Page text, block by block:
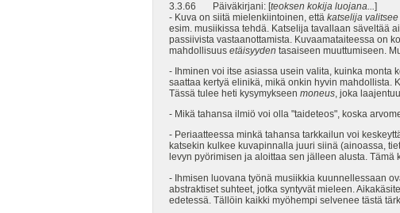
3.3.66 Päiväkirjani: [teoksen kokija luojana...]
- Kuva on siitä mielenkiintoinen, että katselija valitsee
esim. musiikissa tehdä. Katselija tavallaan säveltää
passiivista vastaanottamista. Kuvaamataiteessa on
mahdollisuus etäisyyden tasaiseen muuttumiseen.
- Ihminen voi itse asiassa usein valita, kuinka monta
saattaa kertyä elinikä, mikä onkin hyvin mahdollista.
Tässä tulee heti kysymykseen moneus, joka
- Mikä tahansa ilmiö voi olla "taideteos", koska
- Periaatteessa minkä tahansa tarkkailun voi
katsekin kulkee kuvapinnalla juuri siinä (ainoassa,
levyn pyörimisen ja aloittaa sen jälleen alusta.
- Ihmisen luovana työnä musiikkia kuunnellessaan
abstraktiset suhteet, jotka syntyvät mieleen.
edetessä. Tällöin kaikki myöhempi selvenee tästä